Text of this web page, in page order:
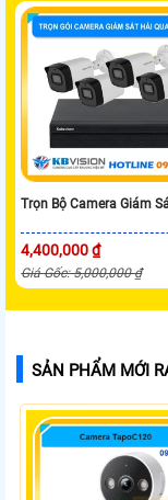
Trọn Bộ Camera Giám
4,400,000 ₫
Giá Gốc: 5,000,000 ₫
SẢN PHẨM MỚI